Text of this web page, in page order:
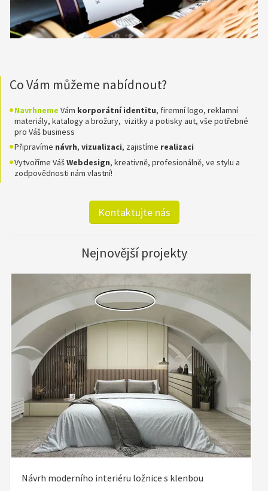
Co Vám můžeme nabídnout?
Navrhneme Vám korporátní identitu, firemní logo, reklamní
materiály, katalogy a brožury, vizitky a potisky aut, vše potřebné
pro Váš business
Připravíme návrh, vizualizaci, zajistíme realizaci
Vytvoříme VášWebdesign, kreativně, profesionálně, ve stylu a
zodpovědnosti nám vlastní!
Kontaktujte nás
Nejnovější projekty
Návrh moderního interiéru ložnice s klenbou